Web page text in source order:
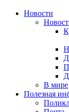
Новости
В мире
Полезная